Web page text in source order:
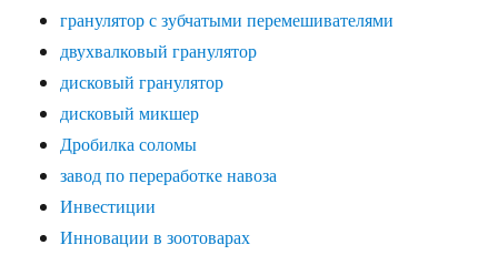
гранулятор с зубчатыми перемешивателями
двухвалковый гранулятор
дисковый гранулятор
дисковый микшер
Дробилка соломы
завод по переработке навоза
Инвестиции
Инновации в зоотоварах